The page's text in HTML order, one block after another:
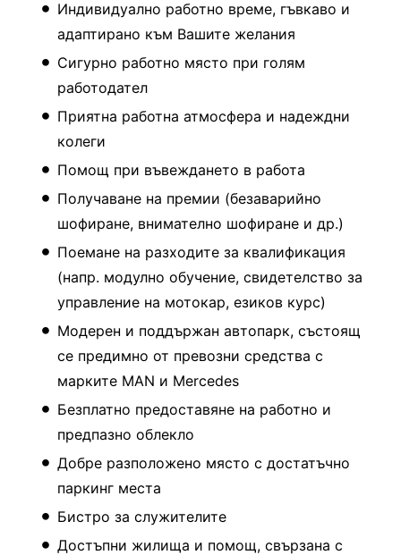
Индивидуално работно време, гъвкаво и
адаптирано към Вашите желания
Сигурно работно място при голям
работодател
Приятна работна атмосфера и надеждни
колеги
Помощ при въвеждането в работа
Получаване на премии (безаварийно
шофиране, внимателно шофиране и др.)
Поемане на разходите за квалификация
(напр. модулно обучение, свидетелство за
управление на мотокар, езиков курс)
Модерен и поддържан автопарк, състоящ
се предимно от превозни средства с
марките MAN и Mercedes
Безплатно предоставяне на работно и
предпазно облекло
Добре разположено място с достатъчно
паркинг места
Бистро за служителите
Достъпни жилища и помощ, свързана с